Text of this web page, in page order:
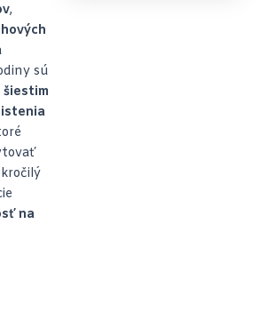
,
sú
šiestim
na